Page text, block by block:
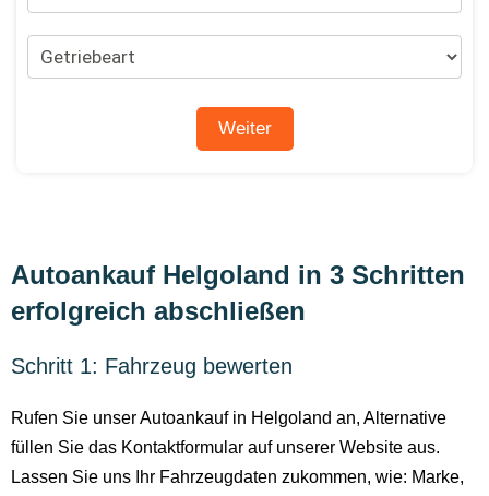
Autoankauf Helgoland in 3 Schritten
erfolgreich abschließen
Schritt 1: Fahrzeug bewerten
Rufen Sie unser Autoankauf in Helgoland an, Alternative
füllen Sie das Kontaktformular auf unserer Website aus.
Lassen Sie uns Ihr Fahrzeugdaten zukommen, wie: Marke,